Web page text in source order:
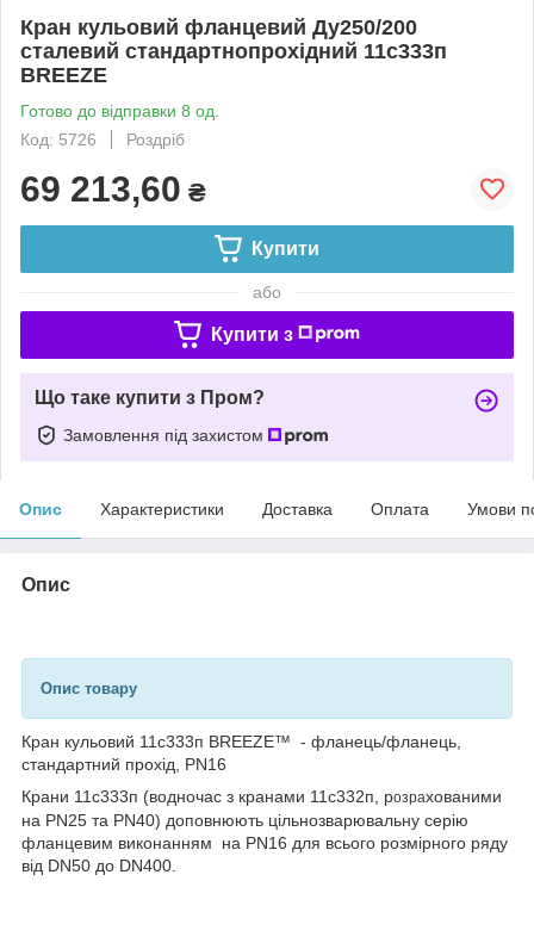
Кран кульовий фланцевий Ду250/200
сталевий стандартнопрохідний 11c333п
BRЕEZE
Готово до відправки 8 од.
Код: 5726
Роздріб
69 213,60 ₴
Купити
або
Купити з
Що таке купити з Пром?
Замовлення під захистом
Опис Характеристики Доставка Оплата Умови
Опис
Опис товару
Кран кульовий 11c333п BREEZE™ - фланець/фланець,
стандартний прохід, PN16
Крани 11с333п (водночас з кранами 11с332п, розрахованими
на PN25 та PN40) доповнюють цільнозварювальну серію
фланцевим виконанням на PN16 для всього розмірного ряду
від DN50 до DN400.